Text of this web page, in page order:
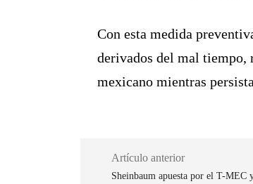
Con esta medida
derivados del mal tiempo,
mexicano mientras
Artículo anterior
Sheinbaum apuesta por el T-MEC